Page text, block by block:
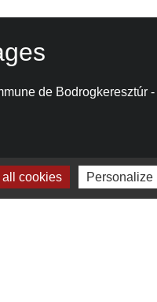
de Bodrogkeresztúr
all cookies Personalize